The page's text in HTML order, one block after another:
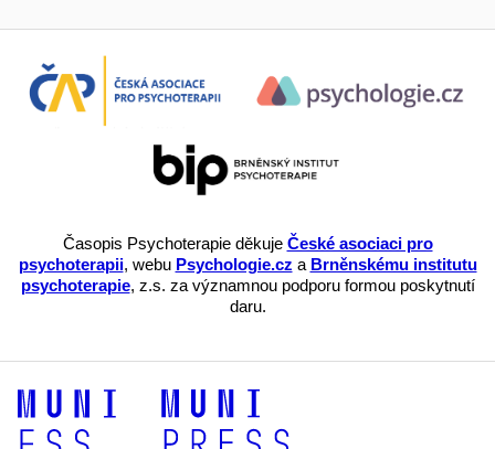
Časopis Psychoterapie děkuje České asociaci pro
psychoterapii, webu Psychologie.cz a Brněnskému institutu
psychoterapie, z.s. za významnou podporu formou poskytnutí
daru.